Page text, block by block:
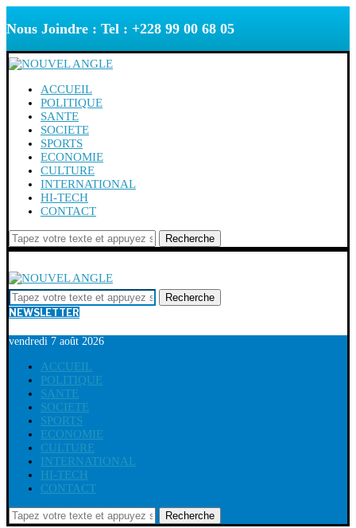
Nous Joindre : Tel : +228 99 00 68 05
ACCUEIL
POLITIQUE
SANTE
SOCIETE
SPORTS
ECONOMIE
CULTURE
INTERNATIONAL
HI-TECH
CONTACT
Recherche
Recherche
NEWSLETTER
vendredi 7 août 2026
ACCUEIL
POLITIQUE
SANTE
SOCIETE
SPORTS
ECONOMIE
CULTURE
INTERNATIONAL
HI-TECH
CONTACT
Recherche